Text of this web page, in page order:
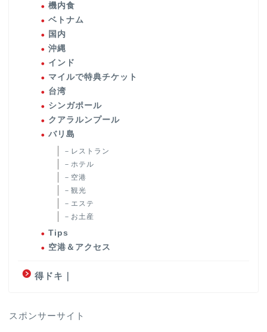
機内食
ベトナム
国内
沖縄
インド
マイルで特典チケット
台湾
シンガポール
クアラルンプール
バリ島
－レストラン
－ホテル
－空港
－観光
－エステ
－お土産
Tips
空港＆アクセス
得ドキ｜
スポンサーサイト